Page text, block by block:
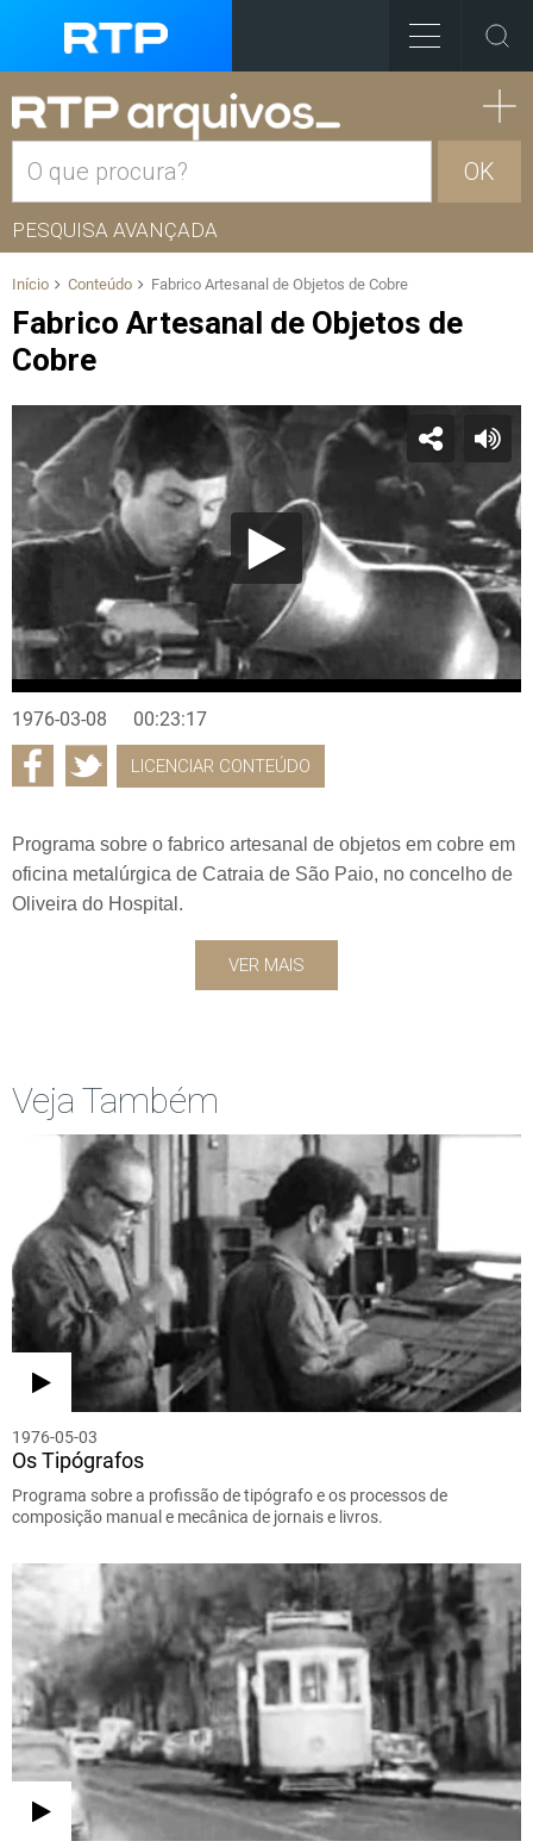
OK
PESQUISA AVANÇADA
Início Conteúdo Fabrico Artesanal de Objetos de Cobre
Fabrico Artesanal de Objetos de
Cobre
1976-03-08 00:23:17
LICENCIAR CONTEÚDO
Programa sobre o fabrico artesanal de objetos em cobre em
oficina metalúrgica de Catraia de São Paio, no concelho de
Oliveira do Hospital.
VER MAIS
Veja Também
1976-05-03
Os Tipógrafos
Programa sobre a profissão de tipógrafo e os processos de
composição manual e mecânica de jornais e livros.